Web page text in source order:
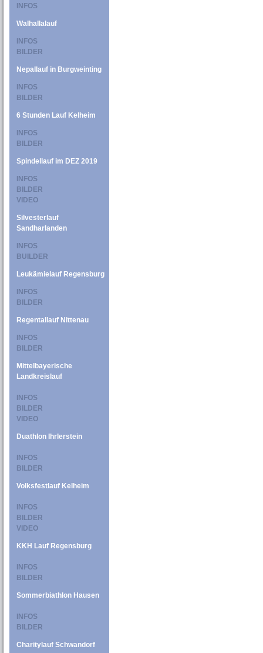
INFOS
Walhallalauf
INFOS
BILDER
Nepallauf in Burgweinting
INFOS
BILDER
6 Stunden Lauf Kelheim
INFOS
BILDER
Spindellauf im DEZ 2019
INFOS
BILDER
VIDEO
Silvesterlauf
Sandharlanden
INFOS
BUILDER
Leukämielauf Regensburg
INFOS
BILDER
Regentallauf Nittenau
INFOS
BILDER
Mittelbayerische
Landkreislauf
INFOS
BILDER
VIDEO
Duathlon Ihrlerstein
INFOS
BILDER
Volksfestlauf Kelheim
INFOS
BILDER
VIDEO
KKH Lauf Regensburg
INFOS
BILDER
Sommerbiathlon Hausen
INFOS
BILDER
Charitylauf Schwandorf